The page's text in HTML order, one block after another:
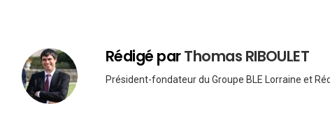
Rédigé parThomas RIBOULET
Président-fondateur du Groupe BLE Lorraine et